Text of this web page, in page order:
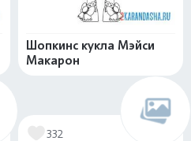
Шопкинс кукла Мэйси
Макарон
332